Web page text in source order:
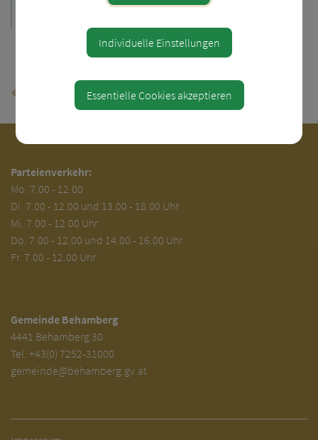
Teile den Artikel
⇐ zurück
Parteienverkehr:
Mo. 7.00 - 12.00
Di. 7.00 - 12.00 und 13.00 - 18.00 Uhr
Mi. 7.00 - 12.00 Uhr
Do. 7.00 - 12.00 und 14.00 - 16.00 Uhr
Fr. 7.00 - 12.00 Uhr
Gemeinde Behamberg
4441 Behamberg 30
Tel. +43(0) 7252-31000
gemeinde@behamberg.gv.at
Individuelle Einstellungen
Essentielle Cookies akzeptieren